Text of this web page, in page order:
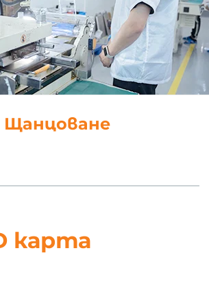
на данни
карта